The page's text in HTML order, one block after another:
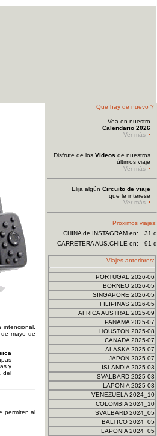
mayo de
y
del
permiten al
Que hay de nuevo ?
Vea en nuestro
Calendario 2026
Ver más
Disfrute de los Videos de nuestros
últimos viaje
Ver más
Elija algún Circuito de viaje
que le interese
Ver más
Proximos viajes:
CHINA de INSTAGRAM en:
31 d
CARRETERA AUS.CHILE en:
91 d
Viajes anteriores:
PORTUGAL 2026-06
BORNEO 2026-05
SINGAPORE 2026-05
FILIPINAS 2026-05
AFRICA AUSTRAL 2025-09
PANAMA 2025-07
HOUSTON 2025-08
CANADA 2025-07
ALASKA 2025-07
JAPON 2025-07
ISLANDIA 2025-03
SVALBARD 2025-03
LAPONIA 2025-03
VENEZUELA 2024_10
COLOMBIA 2024_10
SVALBARD 2024_05
BALTICO 2024_05
LAPONIA 2024_05